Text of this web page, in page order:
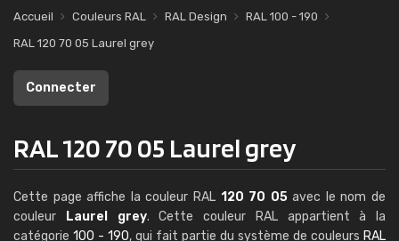
Accueil Couleurs RAL RAL Design
RAL 100 - 190
RAL 120 70 05 Laurel grey
Connecter
RAL 120 70 05 Laurel grey
Cette page affiche la couleur RAL 120 70 05avec le nom de
couleur
Laurel grey. Cette couleur RAL appartient à la
catégorie 100 - 190, qui fait partie du système de couleurs RAL